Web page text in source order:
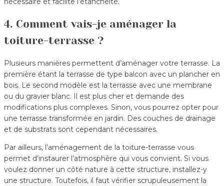
4. Comment vais-je aménager la
toiture-terrasse ?
Plusieurs manières permettent d’aménager votre terrasse. La
première étant la terrasse de type balcon avec un plancher en
bois. Le second modèle est la terrasse avec une membrane
ou du gravier blanc. Il est plus cher et demande des
modifications plus complexes. Sinon, vous pourrez opter pour
une terrasse transformée en jardin. Des couches de drainage
et de substrats sont cependant nécessaires.
Par ailleurs, l’aménagement de la toiture-terrasse vous
permet d’instaurer l’atmosphère qui vous convient. Si vous
voulez donner un côté nature à cette structure, installez-y
une structure. Toutefois, il faut vérifier scrupuleusement la